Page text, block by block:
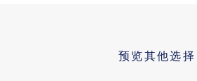
预览其他选择